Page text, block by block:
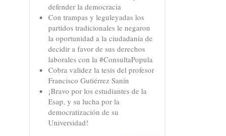
defender la democracia
Con trampas y leguleyadas los
partidos tradicionales le negaron
la oportunidad a la ciudadanía de
decidir a favor de sus derechos
laborales con la #ConsultaPopula
Cobra validez la tesis del profesor
Francisco Gutiérrez Sanín
¡Bravo por los estudiantes de la
Esap, y su lucha por la
democratización de su
Universidad!